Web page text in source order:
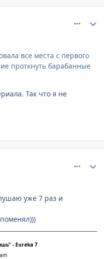
все места с первого
проткнуть барабанные
Так что я не
уже 7 раз и
- Eureka 7